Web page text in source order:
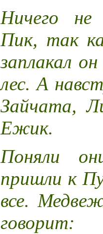
Ничего
Пик, так
заплакал
лес. А
Зайчата,
Ежик.
Поняли
пришли к
все.
говорит: